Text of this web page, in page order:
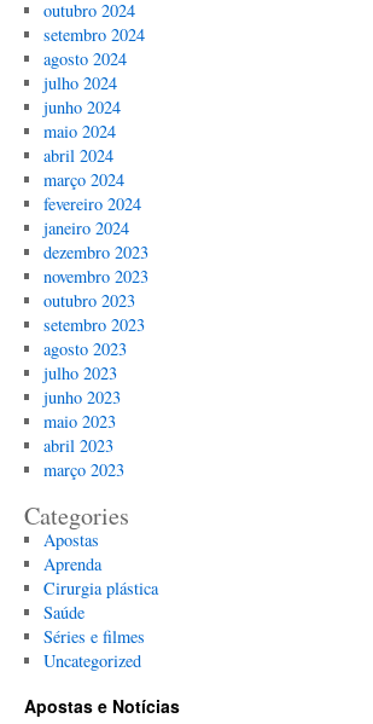
outubro 2024
setembro 2024
agosto 2024
julho 2024
junho 2024
maio 2024
abril 2024
março 2024
fevereiro 2024
janeiro 2024
dezembro 2023
novembro 2023
outubro 2023
setembro 2023
agosto 2023
julho 2023
junho 2023
maio 2023
abril 2023
março 2023
Categories
Apostas
Aprenda
Cirurgia plástica
Saúde
Séries e filmes
Uncategorized
Apostas e Notícias